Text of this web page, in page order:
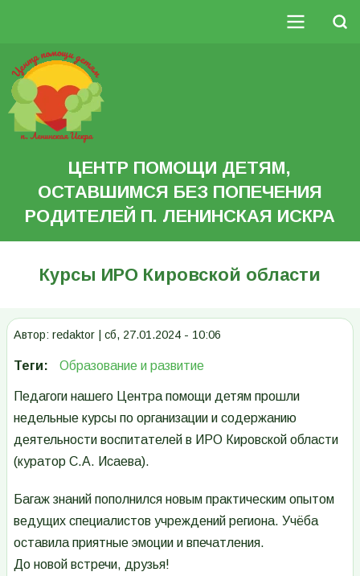
основному
содержанию
Search
Основная
навигация
ЦЕНТР ПОМОЩИ ДЕТЯМ,
ОСТАВШИМСЯ БЕЗ ПОПЕЧЕНИЯ
РОДИТЕЛЕЙ П. ЛЕНИНСКАЯ ИСКРА
Курсы ИРО Кировской области
Автор: redaktor сб, 27.01.2024 - 10:06
Теги Образование и развитие
Педагоги нашего Центра помощи детям прошли
недельные курсы по организации и содержанию
деятельности воспитателей в ИРО Кировской области
(куратор С.А. Исаева).
Багаж знаний пополнился новым практическим опытом
ведущих специалистов учреждений региона. Учёба
оставила приятные эмоции и впечатления.
До новой встречи, друзья!